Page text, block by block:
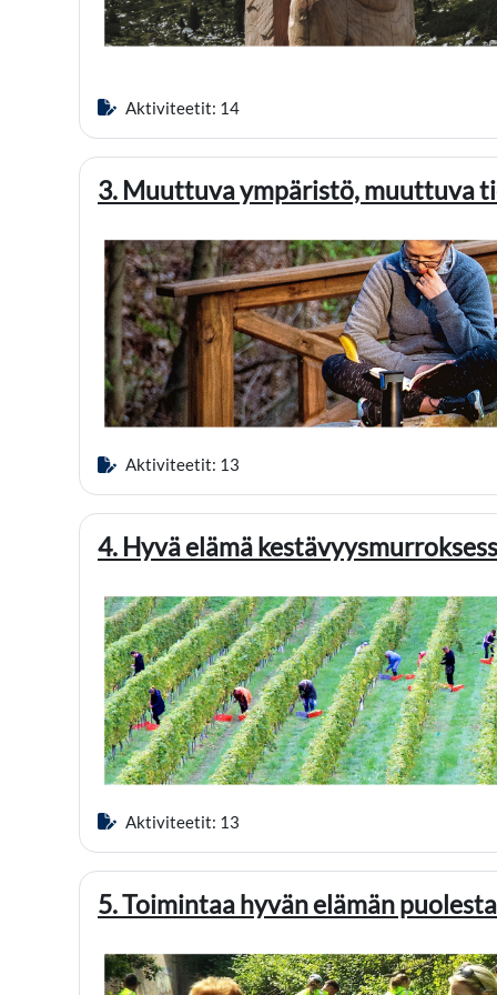
Aktiviteetit: 14
3. Muuttuva ympäristö, muuttuva
Aktiviteetit: 13
4. Hyvä elämä
Aktiviteetit: 13
5. Toimintaa hyvän elämän puolesta